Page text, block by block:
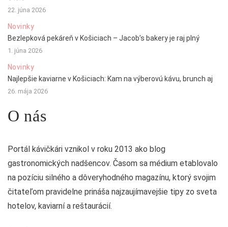
22. júna 2026
Novinky
Bezlepková pekáreň v Košiciach – Jacob’s bakery je raj plný
1. júna 2026
Novinky
Najlepšie kaviarne v Košiciach: Kam na výberovú kávu, brunch aj
26. mája 2026
O nás
Portál kávičkári vznikol v roku 2013 ako blog
gastronomických nadšencov. Časom sa médium etablovalo
na pozíciu silného a dôveryhodného magazínu, ktorý svojim
čitateľom pravidelne prináša najzaujímavejšie tipy zo sveta
hotelov, kaviarní a reštaurácií.